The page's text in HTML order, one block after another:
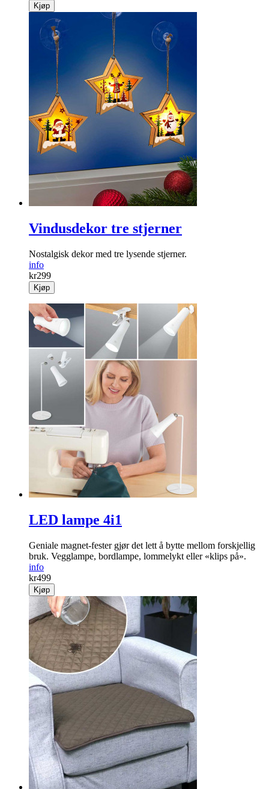
Kjøp
Vindusdekor tre stjerner
Nostalgisk dekor med tre lysende stjerner.
info
kr299
Kjøp
LED lampe 4i1
Geniale magnet-fester gjør det lett å bytte mellom forskjellig
bruk. Vegglampe, bordlampe, lommelykt eller «klips på».
info
kr499
Kjøp